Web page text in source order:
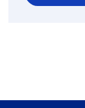
over